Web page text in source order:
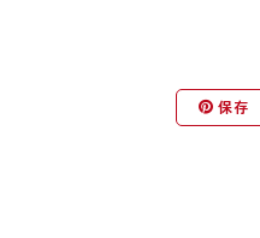
保存